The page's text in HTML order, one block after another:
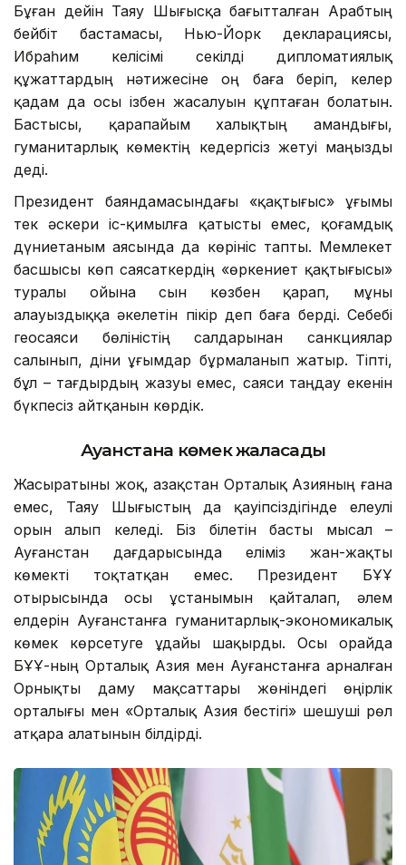
Бұған дейін Таяу Шығысқа бағытталған Арабтың
бейбіт бастамасы, Нью-Йорк декларациясы,
Ибраһим келісімі секілді дипломатиялық
құжаттардың нәтижесіне оң баға беріп, келер
қадам да осы ізбен жасалуын құптаған болатын.
Бастысы, қарапайым халықтың амандығы,
гуманитарлық көмектің кедергісіз жетуі маңызды
деді.
Президент баяндамасындағы «қақтығыс» ұғымы
тек әскери іс-қимылға қатысты емес, қоғамдық
дүниетаным аясында да көрініс тапты. Мемлекет
басшысы көп саясаткердің «өркениет қақтығысы»
туралы ойына сын көзбен қарап, мұны
алауыздыққа әкелетін пікір деп баға берді. Себебі
геосаяси бөліністің салдарынан санкциялар
салынып, діни ұғымдар бұрмаланып жатыр. Тіпті,
бұл – тағдырдың жазуы емес, саяси таңдау екенін
бүкпесіз айтқанын көрдік.
Ауғанстанға көмек жалғасады
Жасыратыны жоқ, Қазақстан Орталық Азияның ғана
емес, Таяу Шығыстың да қауіпсіздігінде елеулі
орын алып келеді. Біз білетін басты мысал –
Ауғанстан дағдарысында еліміз жан-жақты
көмекті тоқтатқан емес. Президент БҰҰ
отырысында осы ұстанымын қайталап, әлем
елдерін Ауғанстанға гуманитарлық-экономикалық
көмек көрсетуге ұдайы шақырды. Осы орайда
БҰҰ-ның Орталық Азия мен Ауғанстанға арналған
Орнықты даму мақсаттары жөніндегі өңірлік
орталығы мен «Орталық Азия бестігі» шешуші рөл
атқара алатынын білдірді.